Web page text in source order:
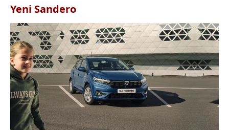
Yeni Sandero